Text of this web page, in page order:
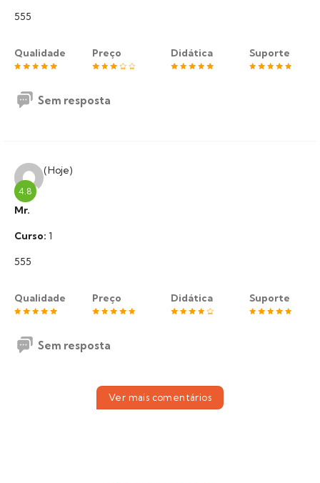
555
Qualidade Preço Didática Suporte
Sem resposta
4.8
(Hoje)
Mr.
Curso: 1
555
Qualidade Preço Didática Suporte
Sem resposta
Ver mais comentários